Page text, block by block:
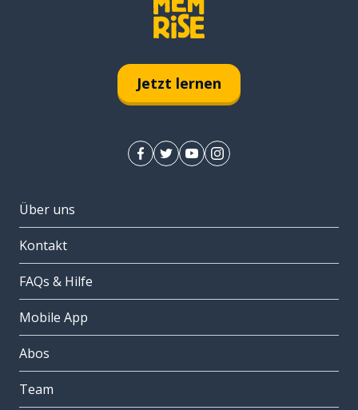
Jetzt lernen
Über uns
Kontakt
FAQs & Hilfe
Mobile App
Abos
Team